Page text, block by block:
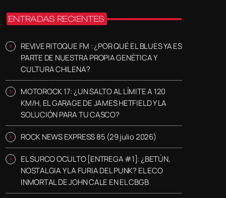
ENTRADAS RECIENTES
REVIVE RITOQUE FM : ¿POR QUÉ EL BLUES YA ES
PARTE DE NUESTRA PROPIA GENÉTICA Y
CULTURA CHILENA?
MOTOROCK 17: ¿UN SALTO AL LÍMITE A 120
KM/H, EL GARAGE DE JAMES HETFIELD Y LA
SOLUCIÓN PARA TU CASCO?
ROCK NEWS EXPRESS 85 (29 julio 2026)
EL SURCO OCULTO [ENTREGA #1]: ¿BETÚN,
NOSTALGIA Y LA FURIA DEL PUNK? EL ECO
INMORTAL DE JOHN CALE EN EL CBGB